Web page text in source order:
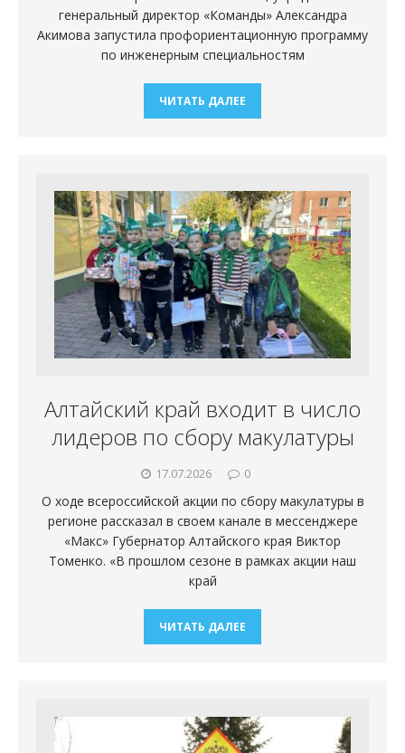
генеральный директор «Команды» Александра
Акимова запустила профориентационную программу
по инженерным специальностям
ЧИТАТЬ ДАЛЕЕ
Алтайский край входит в число
лидеров по сбору макулатуры
17.07.2026 0
О ходе всероссийской акции по сбору макулатуры в
регионе рассказал в своем канале в мессенджере
«Макс» Губернатор Алтайского края Виктор
Томенко. «В прошлом сезоне в рамках акции наш
край
ЧИТАТЬ ДАЛЕЕ